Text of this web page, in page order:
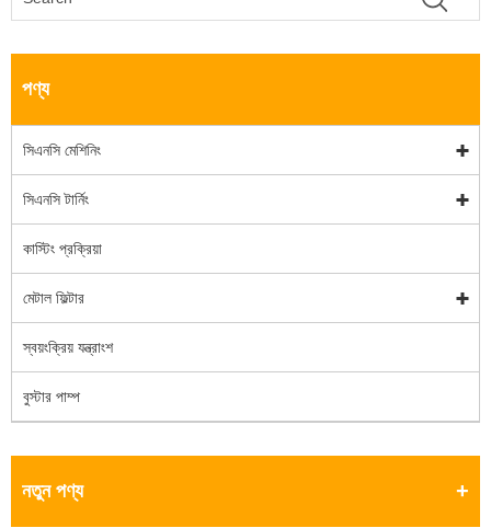
পণ্য
সিএনসি মেশিনিং
সিএনসি টার্নিং
কাস্টিং প্রক্রিয়া
মেটাল ফিল্টার
স্বয়ংক্রিয় যন্ত্রাংশ
বুস্টার পাম্প
নতুন পণ্য